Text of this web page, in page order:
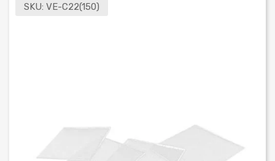
SKU: VE-C22(150)